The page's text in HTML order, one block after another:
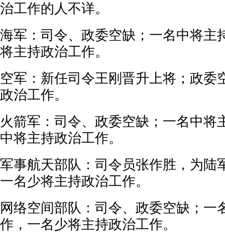
治工作的人不详。
海军：司令、政委空缺；一名中将主
将主持政治工作。
空军：新任司令王刚晋升上将；政委
政治工作。
火箭军：司令、政委空缺；一名中将
中将主持政治工作。
军事航天部队：司令员张作胜，为陆
一名少将主持政治工作。
网络空间部队：司令、政委空缺；一
作，一名少将主持政治工作。